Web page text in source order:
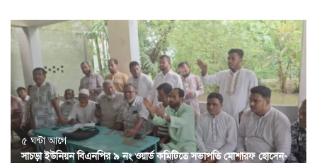
৫ ঘন্টা আগে
সাচড়া ইউনিয়ন বিএনপির ৯ নং ওয়ার্ড কমিটিতে সভাপতি মোশারফ হোসেন-